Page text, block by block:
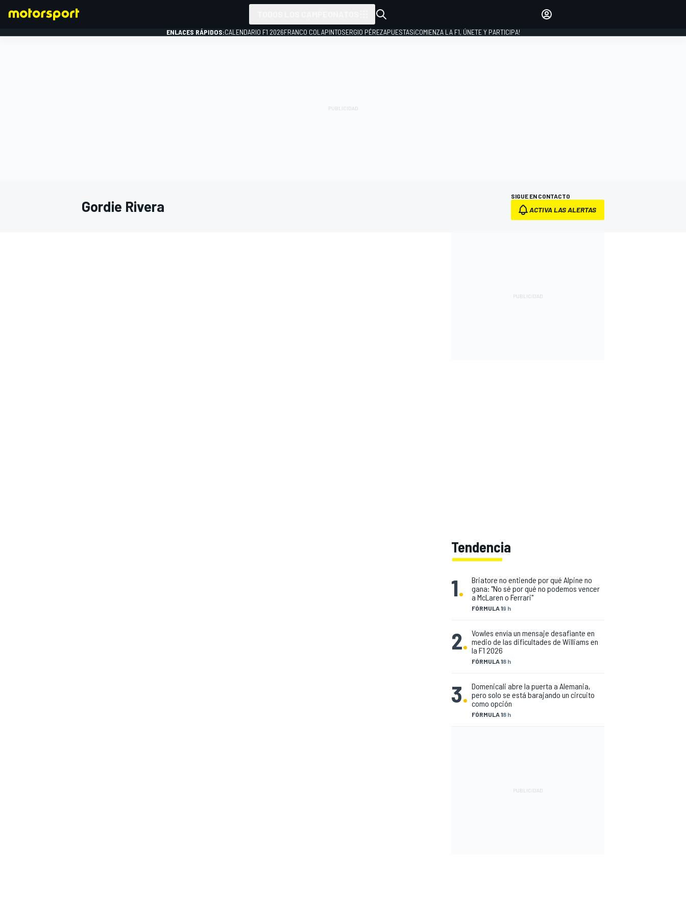
INICIAR SESIÓN
ENLACES RÁPIDOS:CALENDARIO F1 2026FRANCO COLAPINTOSERGIO PÉREZAPUESTAS¡COMIENZA LA F1, ÚNETE Y PARTICIPA!
Gordie Rivera
SIGUE EN CONTACTO
ACTIVA LAS ALERTAS
Tendencia
1.
FÓRMULA 19 h
Briatore no entiende por qué Alpine no
gana: "No sé por qué no podemos vencer
a McLaren o Ferrari"
2.
FÓRMULA 18 h
Vowles envía un mensaje desafiante en
medio de las dificultades de Williams en
la F1 2026
3.
FÓRMULA 18 h
Domenicali abre la puerta a Alemania,
pero solo se está barajando un circuito
como opción